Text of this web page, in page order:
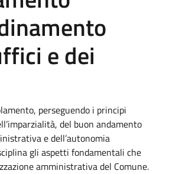
e dei
perseguendo i principi
del buon andamento
e dell’autonomia
gli aspetti fondamentali che
amministrativa del Comune.